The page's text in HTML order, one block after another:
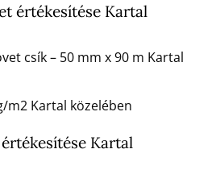
értékesítése Kartal
csík – 50 mm x 90 m Kartal
m2 Kartal közelében
Kartal